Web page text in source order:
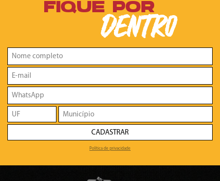
FIQUE POR
DENTRO
CADASTRAR
Política de privacidade